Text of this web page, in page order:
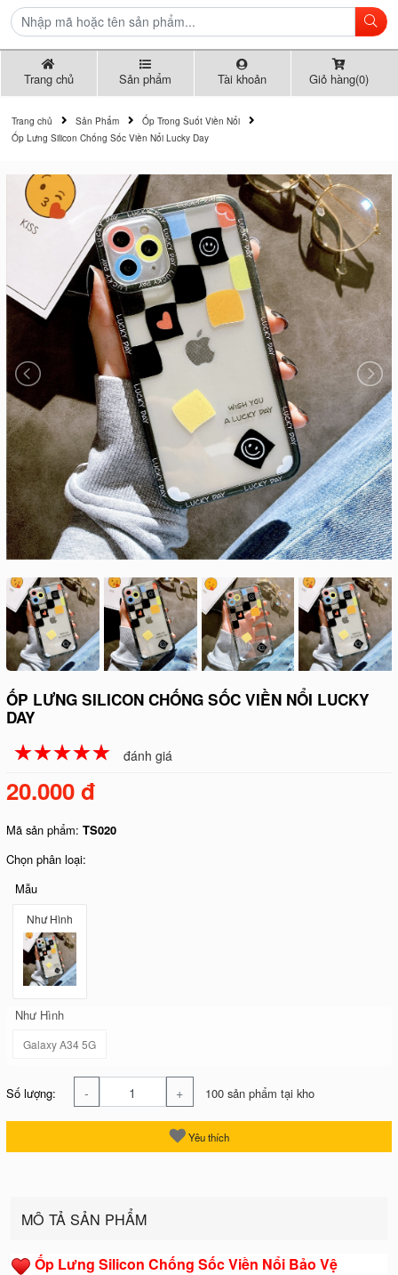
Trang chủ Sản phẩm Tài khoản Giỏ hàng(0)
Trang chủ Sản Phẩm
Ốp Trong Suốt Viền Nổi
Ốp Lưng Silicon Chống Sốc Viền Nổi Lucky Day
ỐP LƯNG SILICON CHỐNG SỐC VIỀN NỔI LUCKY
DAY
☆☆☆☆☆
★★★★★ đánh giá
20.000 đ
Mã sản phẩm:TS020
Chọn phân loại:
Mẫu
Như Hình
Như Hình
Galaxy A34 5G
Số lượng: - + 100 sản phẩm tại kho
Yêu thích
MÔ TẢ SẢN PHẨM
Ốp Lưng Silicon Chống Sốc Viền Nổi Bảo Vệ